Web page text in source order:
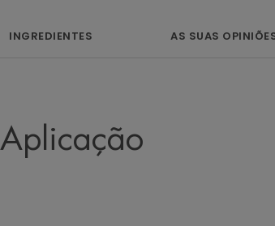
Benefícios
• UNIFORMIZA A PELE
• ACABAMENTO INVISÍVEL NA PELE E
• TEXTURA FLUIDA COM EFEITO MATTE
INGREDIENTES AS SUAS
Aplicação